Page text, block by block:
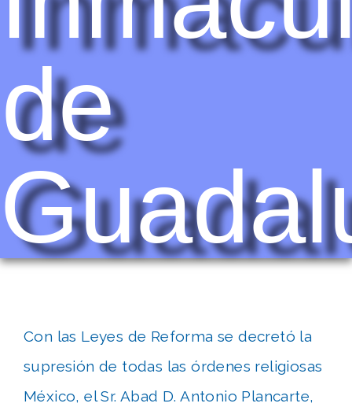
de
Con las Leyes de Reforma se decretó la
supresión de todas las órdenes religiosas
México, el Sr. Abad D. Antonio Plancarte,